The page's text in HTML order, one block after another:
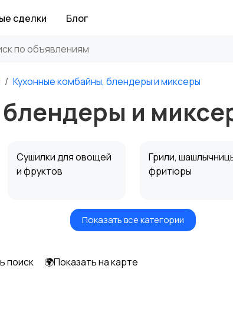
сделки Блог
Кухонные комбайны, блендеры и миксеры
и
Сушилки для овощей
и фруктов
Грили,
фритюры
Мультиварки и
Кухонные весы
Показать все категории
поиск 🌍Показать на карте